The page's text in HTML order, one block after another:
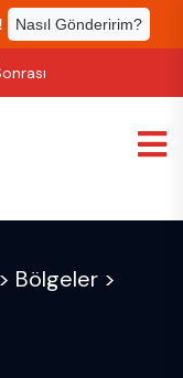
Nasıl Gönderirim?
> Bölgeler >